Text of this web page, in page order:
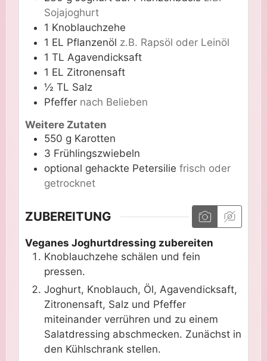
Sojajoghurt
1 Knoblauchzehe
1 EL Pflanzenöl z.B. Rapsöl oder Leinöl
1 TL Agavendicksaft
1 EL Zitronensaft
½ TL Salz
Pfeffer nach Belieben
Weitere Zutaten
550 g Karotten
3 Frühlingszwiebeln
optional gehackte Petersilie frisch oder
getrocknet
ZUBEREITUNG
Veganes Joghurtdressing zubereiten
Knoblauchzehe schälen und fein
pressen.
Joghurt, Knoblauch, Öl, Agavendicksaft,
Zitronensaft, Salz und Pfeffer
miteinander verrühren und zu einem
Salatdressing abschmecken. Zunächst in
den Kühlschrank stellen.